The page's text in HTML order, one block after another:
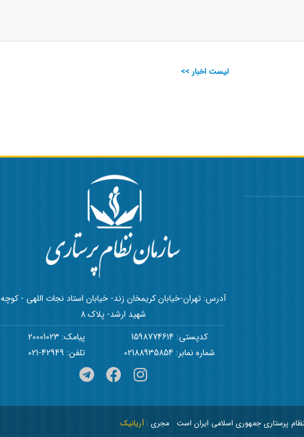
لیست اخبار >>
آدرس: تهران-خیابان کریمخان زند- خیابان استاد نجات اللهی - کوچه
شهید ارشد- پلاک 8
کدپستی: 1598774614
پیامک: 20001023
شماره نمابر: 02188935854
تلفن: 42949-021
پرستاری جمهوری اسلامی ایران است مجری :آریانیک